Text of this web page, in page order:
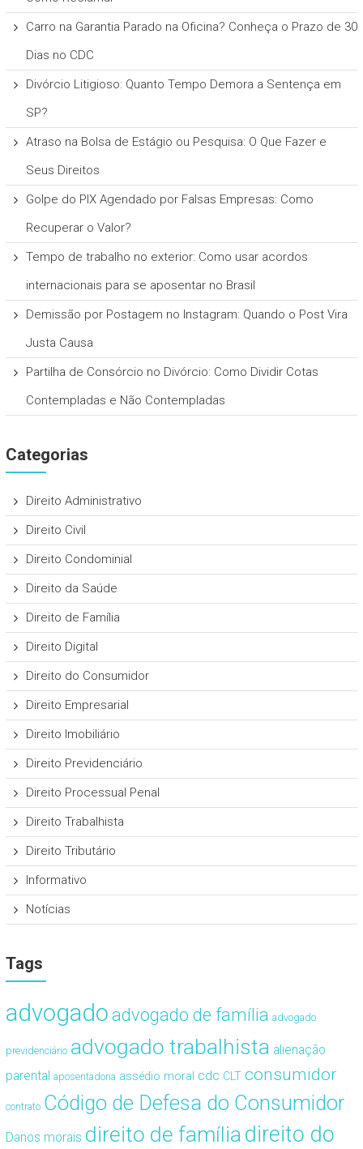
Carro na Garantia Parado na Oficina? Conheça o Prazo de 30
Dias no CDC
Divórcio Litigioso: Quanto Tempo Demora a Sentença em
SP?
Atraso na Bolsa de Estágio ou Pesquisa: O Que Fazer e
Seus Direitos
Golpe do PIX Agendado por Falsas Empresas: Como
Recuperar o Valor?
Tempo de trabalho no exterior: Como usar acordos
internacionais para se aposentar no Brasil
Demissão por Postagem no Instagram: Quando o Post Vira
Justa Causa
Partilha de Consórcio no Divórcio: Como Dividir Cotas
Contempladas e Não Contempladas
Categorias
Direito Administrativo
Direito Civil
Direito Condominial
Direito da Saúde
Direito de Família
Direito Digital
Direito do Consumidor
Direito Empresarial
Direito Imobiliário
Direito Previdenciário
Direito Processual Penal
Direito Trabalhista
Direito Tributário
Informativo
Notícias
Tags
advogado advogado de família advogado
previdenciário advogado trabalhista alienação
parental aposentadoria assédio moral cdc CLT consumidor
contrato Código de Defesa do Consumidor
Danos morais direito de famíliadireito do